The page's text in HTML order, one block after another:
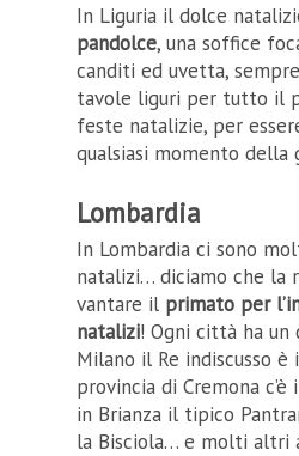
In Liguria il dolce
pandolce, una soffice
canditi ed uvetta,
tavole liguri per tutto il
feste natalizie, per
qualsiasi momento della
Lombardia
In Lombardia ci sono
natalizi… diciamo che la
vantare il primato per
natalizi! Ogni città ha
Milano il Re indiscusso
provincia di Cremona
in Brianza il tipico
la Bisciola… e molti altri